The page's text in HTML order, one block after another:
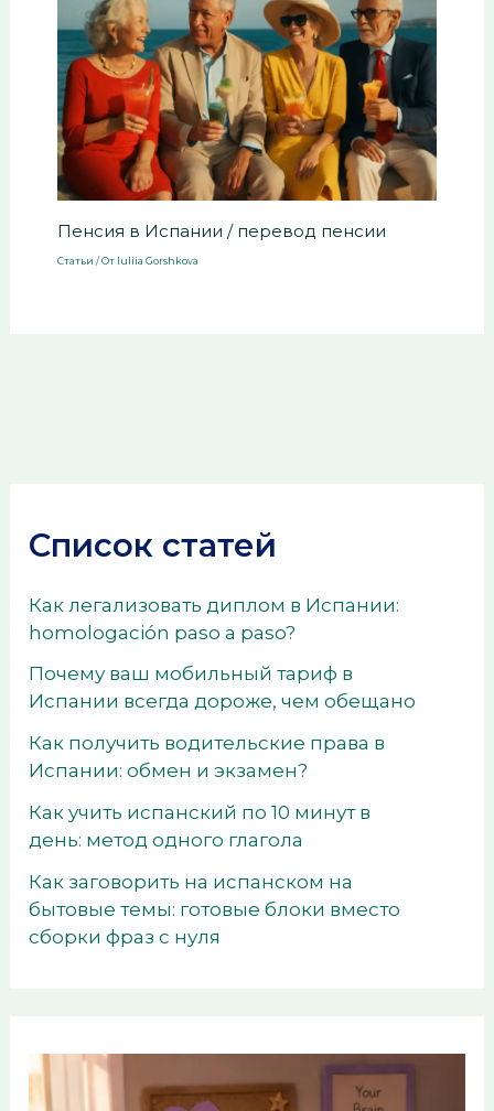
Пенсия в Испании / перевод пенсии
Статьи / От Iuliia Gorshkova
Список статей
Как легализовать диплом в Испании:
homologación paso a paso?
Почему ваш мобильный тариф в
Испании всегда дороже, чем обещано
Как получить водительские права в
Испании: обмен и экзамен?
Как учить испанский по 10 минут в
день: метод одного глагола
Как заговорить на испанском на
бытовые темы: готовые блоки вместо
сборки фраз с нуля